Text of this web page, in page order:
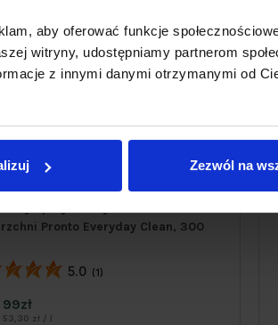
aby oferować funkcje
witryny, udostępniamy partnerom
z innymi danymi otrzymanymi od
Zezwól na
Pronto Everyday Clean, 300
5.0 (1)
99zł
53,30 zł / l